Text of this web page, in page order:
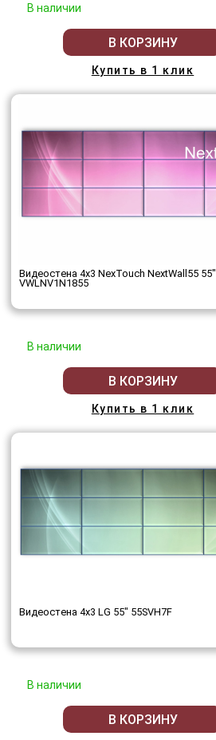
В наличии
В КОРЗИНУ
Купить в 1 клик
Видеостена 4x3 NexTouch NextWall55 55"
VWLNV1N1855
В наличии
В КОРЗИНУ
Купить в 1 клик
Видеостена 4x3 LG 55" 55SVH7F
В наличии
В КОРЗИНУ